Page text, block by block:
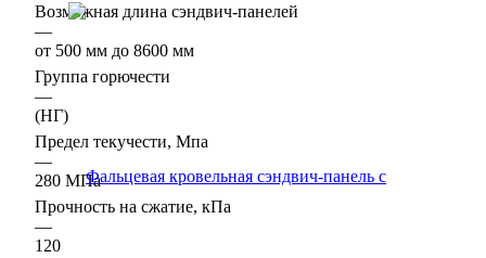
Возможная длина сэндвич-панелей
—
от 500 мм до 8600 мм
Группа горючести
—
(НГ)
Предел текучести, Мпа
—
280 МПа
Прочность на сжатие, кПа
—
120